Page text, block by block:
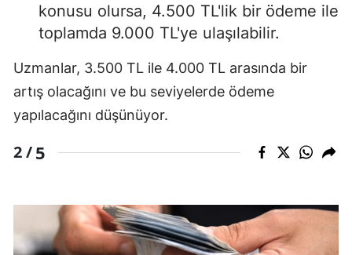
konusu olursa, 4.500 TL'lik bir ödeme ile
toplamda 9.000 TL'ye ulaşılabilir.
Uzmanlar, 3.500 TL ile 4.000 TL arasında bir
artış olacağını ve bu seviyelerde ödeme
yapılacağını düşünüyor.
2 /5